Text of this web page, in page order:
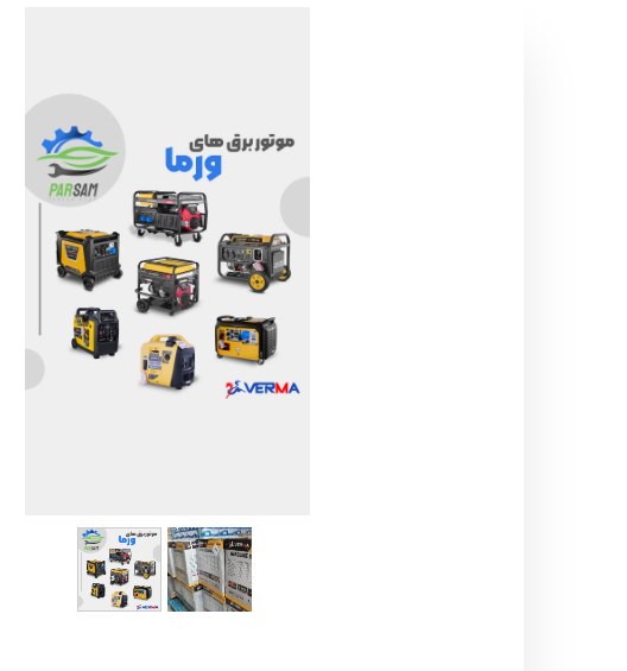
کفکش / لجن کش
موتور پمپ
اره زنجیری / علفتراش
شناور چاه عمیق
سمپاش
کفکش و لجن کش
پمپ آب خانگی
ابزار و قطعات
کارواش
موتور تک
موتور پمپ